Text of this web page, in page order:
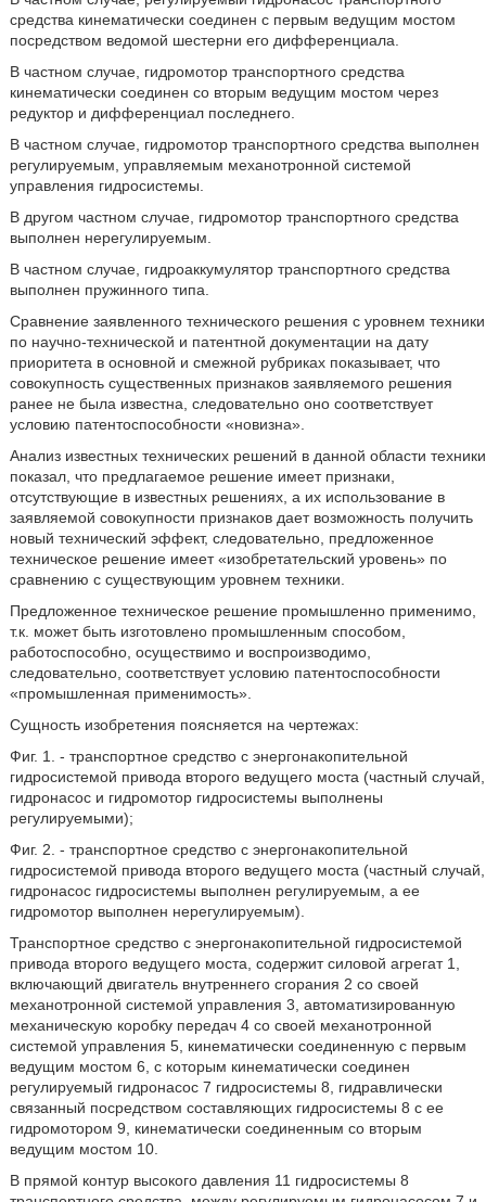
средства кинематически соединен с первым ведущим мостом
посредством ведомой шестерни его дифференциала.
В частном случае, гидромотор транспортного средства
кинематически соединен со вторым ведущим мостом через
редуктор и дифференциал последнего.
В частном случае, гидромотор транспортного средства выполнен
регулируемым, управляемым механотронной системой
управления гидросистемы.
В другом частном случае, гидромотор транспортного средства
выполнен нерегулируемым.
В частном случае, гидроаккумулятор транспортного средства
выполнен пружинного типа.
Сравнение заявленного технического решения с уровнем техники
по научно-технической и патентной документации на дату
приоритета в основной и смежной рубриках показывает, что
совокупность существенных признаков заявляемого решения
ранее не была известна, следовательно оно соответствует
условию патентоспособности «новизна».
Анализ известных технических решений в данной области техники
показал, что предлагаемое решение имеет признаки,
отсутствующие в известных решениях, а их использование в
заявляемой совокупности признаков дает возможность получить
новый технический эффект, следовательно, предложенное
техническое решение имеет «изобретательский уровень» по
сравнению с существующим уровнем техники.
Предложенное техническое решение промышленно применимо,
т.к. может быть изготовлено промышленным способом,
работоспособно, осуществимо и воспроизводимо,
следовательно, соответствует условию патентоспособности
«промышленная применимость».
Сущность изобретения поясняется на чертежах:
Фиг. 1. - транспортное средство с энергонакопительной
гидросистемой привода второго ведущего моста (частный случай,
гидронасос и гидромотор гидросистемы выполнены
регулируемыми);
Фиг. 2. - транспортное средство с энергонакопительной
гидросистемой привода второго ведущего моста (частный случай,
гидронасос гидросистемы выполнен регулируемым, а ее
гидромотор выполнен нерегулируемым).
Транспортное средство с энергонакопительной гидросистемой
привода второго ведущего моста, содержит силовой агрегат 1,
включающий двигатель внутреннего сгорания 2 со своей
механотронной системой управления 3, автоматизированную
механическую коробку передач 4 со своей механотронной
системой управления 5, кинематически соединенную с первым
ведущим мостом 6, с которым кинематически соединен
регулируемый гидронасос 7 гидросистемы 8, гидравлически
связанный посредством составляющих гидросистемы 8 с ее
гидромотором 9, кинематически соединенным со вторым
ведущим мостом 10.
В прямой контур высокого давления 11 гидросистемы 8